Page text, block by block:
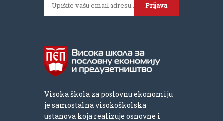
Prijava
Visoka škola za poslovnu ekonomiju
je samostalna visokoškolska
ustanova koja realizuje osnovne i